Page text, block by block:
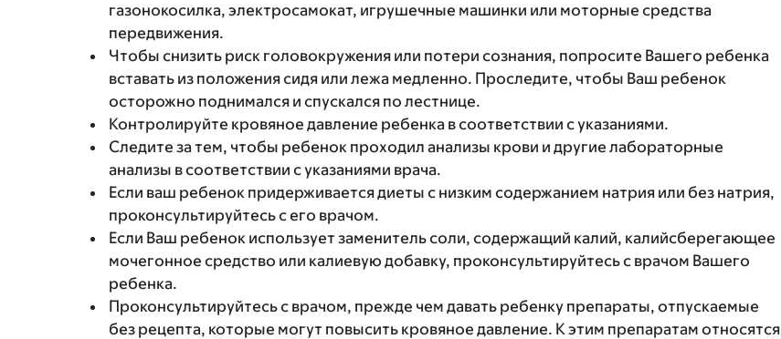
газонокосилка, электросамокат, игрушечные машинки или моторные средства
передвижения.
Чтобы снизить риск головокружения или потери сознания, попросите Вашего ребенка
вставать из положения сидя или лежа медленно. Проследите, чтобы Ваш ребенок
осторожно поднимался и спускался по лестнице.
Контролируйте кровяное давление ребенка в соответствии с указаниями.
Следите за тем, чтобы ребенок проходил анализы крови и другие лабораторные
анализы в соответствии с указаниями врача.
Если ваш ребенок придерживается диеты с низким содержанием натрия или без натрия,
проконсультируйтесь с его врачом.
Если Ваш ребенок использует заменитель соли, содержащий калий, калийсберегающее
мочегонное средство или калиевую добавку, проконсультируйтесь с врачом Вашего
ребенка.
Проконсультируйтесь с врачом, прежде чем давать ребенку препараты, отпускаемые
без рецепта, которые могут повысить кровяное давление. К этим препаратам относятся